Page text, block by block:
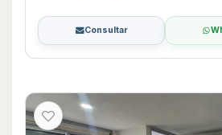
Consultar